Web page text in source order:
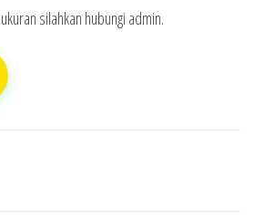
silahkan hubungi admin.